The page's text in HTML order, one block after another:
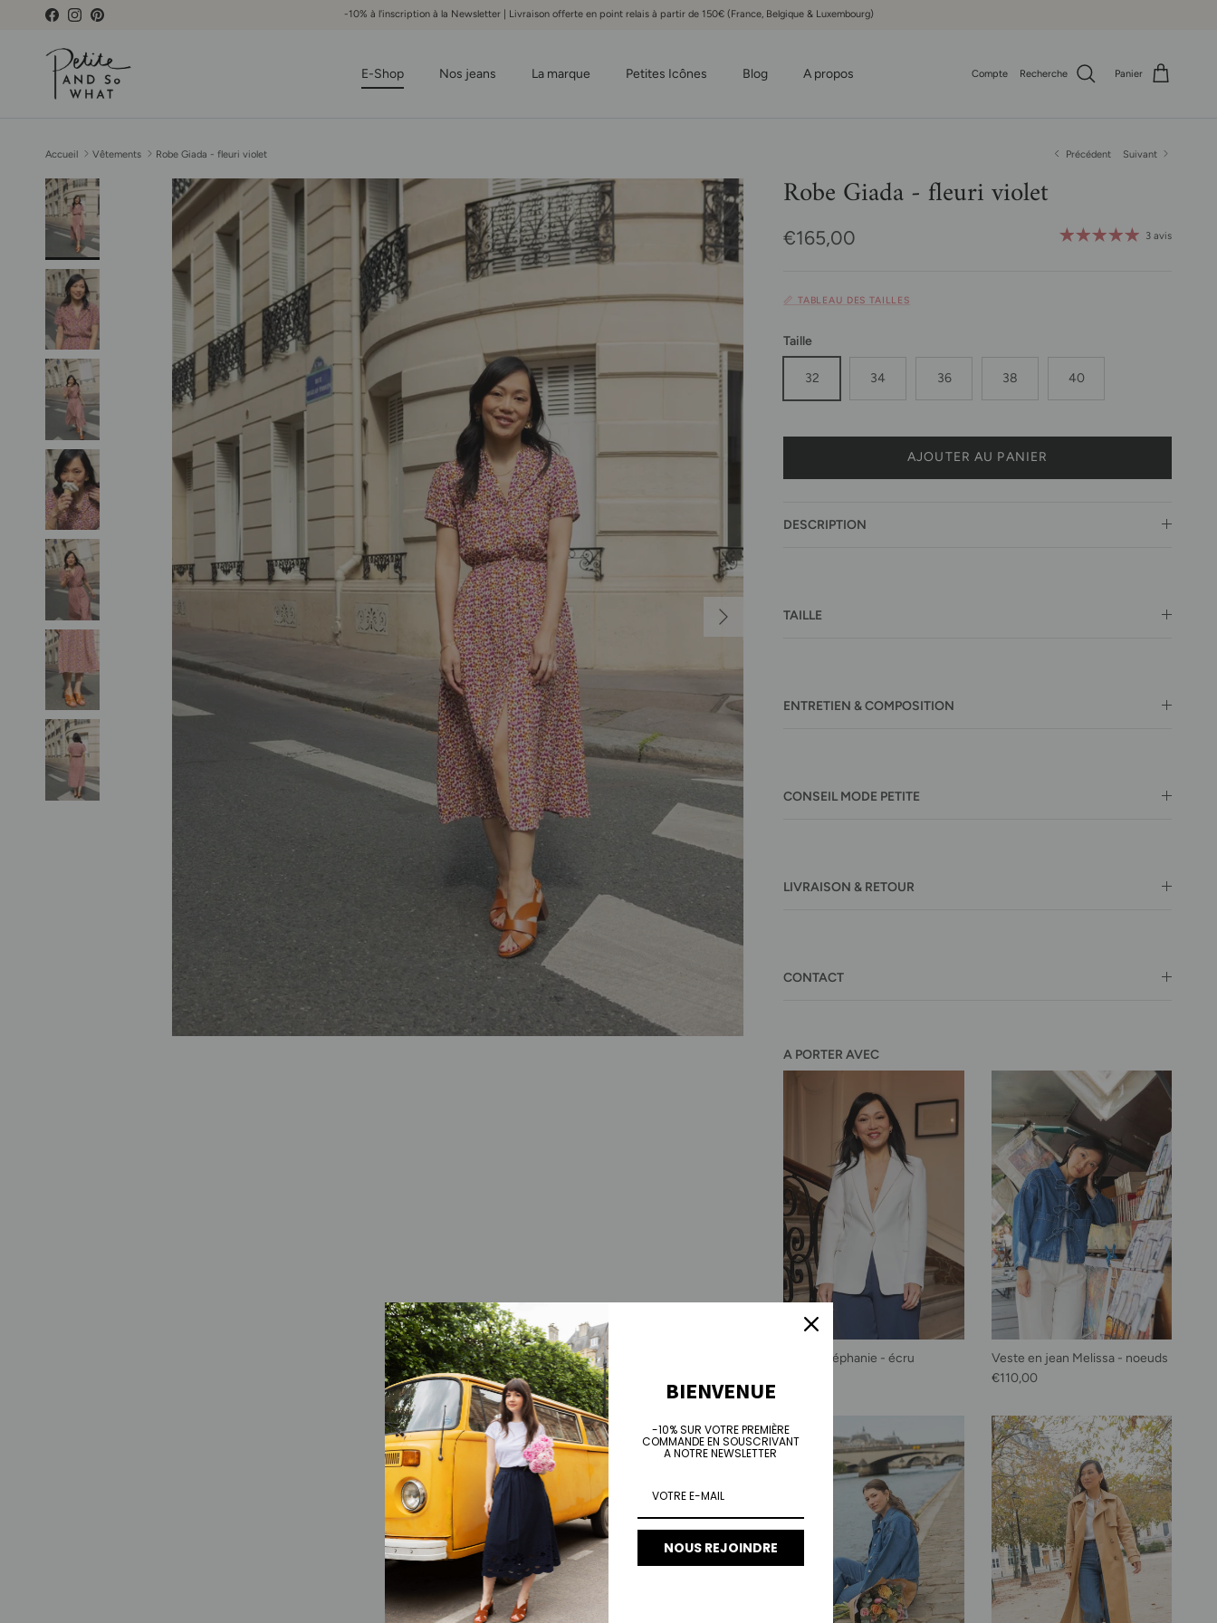
Aller au contenu
FacebookInstagramPinterest -10% à l'inscription à la Newsletter | Livraison offerte en point relais à partir de 150€ (France, Belgique & Luxembourg)
E-Shop Nos jeans La marque Petites Icônes Blog A propos Compte Recherche Panier
Accueil Vêtements Robe Giada - fleuri violet Précédent Suivant
Passer aux informations produits
Suivant
Robe Giada - fleuri violet
Prix habituel
€165,00 3 avis
📏 TABLEAU DES TAILLES
Taille
32 34 36 38 40
AJOUTER AU PANIER
DESCRIPTION
TAILLE
ENTRETIEN & COMPOSITION
CONSEIL MODE PETITE
LIVRAISON & RETOUR
CONTACT
A PORTER AVEC
Veste Stéphanie - écru
Veste en jean Melissa - noeuds
Prix habituel
€110,00
BIENVENUE
-10% SUR VOTRE PREMIÈRE
COMMANDE EN SOUSCRIVANT
A NOTRE NEWSLETTER
NOUS REJOINDRE